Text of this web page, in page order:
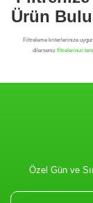
Özel Gün ve